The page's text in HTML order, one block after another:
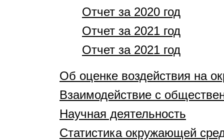
Отчет за 2020 год
Отчет за 2021 год
Отчет за 2021 год
Об оценке воздействия на
Взаимодействие с
Научная деятельность
Статистика окружающей